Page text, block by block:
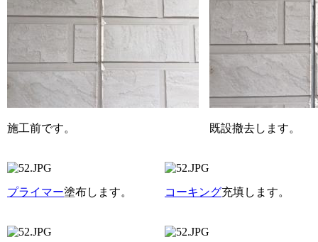
施工前です。 既設撤去します。
プライマー塗布します。 コーキング充填します。